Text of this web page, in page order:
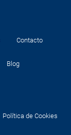
Contacto
Blog
Política de Cookies